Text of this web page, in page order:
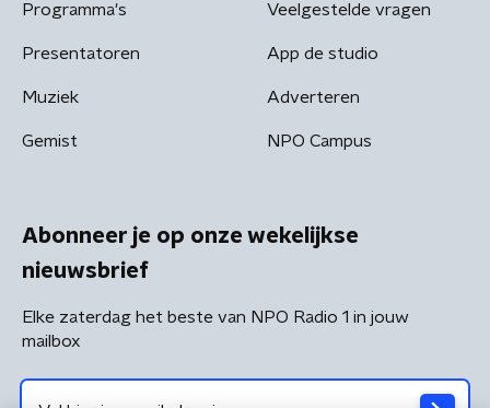
Programma's
Presentatoren
Muziek
Gemist
Veelgestelde vragen
App de studio
Adverteren
NPO Campus
Abonneer je op onze wekelijkse
nieuwsbrief
Elke zaterdag het beste van NPO Radio 1 in jouw
mailbox